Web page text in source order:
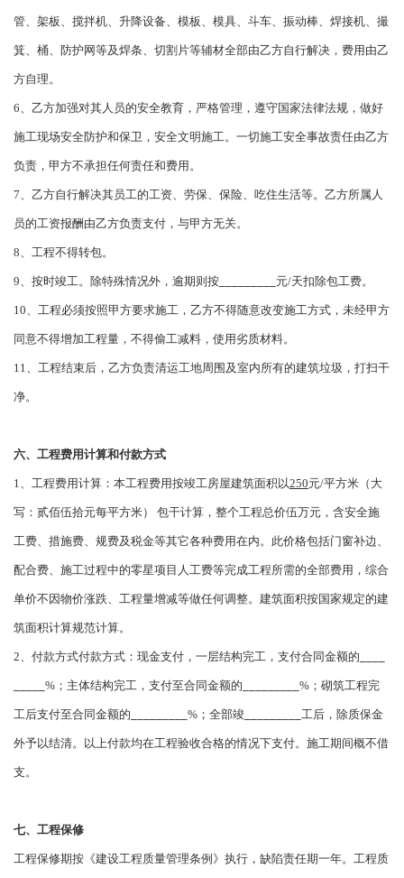
管、架板、搅拌机、升降设备、模板、模具、斗车、振动棒、焊接机、撮
箕、桶、防护网等及焊条、切割片等辅材全部由乙方自行解决，费用由乙
方自理。
6、乙方加强对其人员的安全教育，严格管理，遵守国家法律法规，做好
施工现场安全防护和保卫，安全文明施工。一切施工安全事故责任由乙方
负责，甲方不承担任何责任和费用。
7、乙方自行解决其员工的工资、劳保、保险、吃住生活等。乙方所属人
员的工资报酬由乙方负责支付，与甲方无关。
8、工程不得转包。
9、按时竣工。除特殊情况外，逾期则按 元/天扣除包工费。
10、工程必须按照甲方要求施工，乙方不得随意改变施工方式，未经甲方
同意不得增加工程量，不得偷工减料，使用劣质材料。
11、工程结束后，乙方负责清运工地周围及室内所有的建筑垃圾，打扫干
净。
六、工程费用计算和付款方式
1、工程费用计算：本工程费用按竣工房屋建筑面积以250元/平方米（大
写：贰佰伍拾元每平方米） 包干计算，整个工程总价伍万元，含安全施
工费、措施费、规费及税金等其它各种费用在内。此价格包括门窗补边、
配合费、施工过程中的零星项目人工费等完成工程所需的全部费用，综合
单价不因物价涨跌、工程量增减等做任何调整。建筑面积按国家规定的建
筑面积计算规范计算。
2、付款方式付款方式：现金支付，一层结构完工，支付合同金额的
%；主体结构完工，支付至合同金额的 %；砌筑工程完
工后支付至合同金额的 %；全部竣 工后，除质保金
外予以结清。以上付款均在工程验收合格的情况下支付。施工期间概不借
支。
七、工程保修
工程保修期按《建设工程质量管理条例》执行，缺陷责任期一年。工程质